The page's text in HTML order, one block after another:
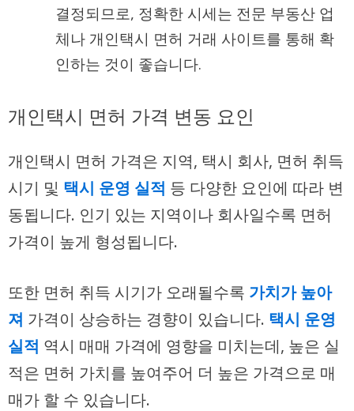
결정되므로, 정확한 시세는 전문 부동산 업
체나 개인택시 면허 거래 사이트를 통해 확
인하는 것이 좋습니다.
개인택시 면허 가격 변동 요인
개인택시 면허 가격은 지역, 택시 회사, 면허 취득
시기 및 택시 운영 실적 등 다양한 요인에 따라 변
동됩니다. 인기 있는 지역이나 회사일수록 면허
가격이 높게 형성됩니다.
또한 면허 취득 시기가 오래될수록 가치가 높아
져 가격이 상승하는 경향이 있습니다. 택시 운영
실적 역시 매매 가격에 영향을 미치는데, 높은 실
적은 면허 가치를 높여주어 더 높은 가격으로 매
매가 할 수 있습니다.